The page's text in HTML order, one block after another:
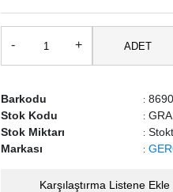
- + ADET
Barkodu :
Stok Kodu
:
Stok Miktarı
:
Markası
:
Karşılaştırma Listene Ekle